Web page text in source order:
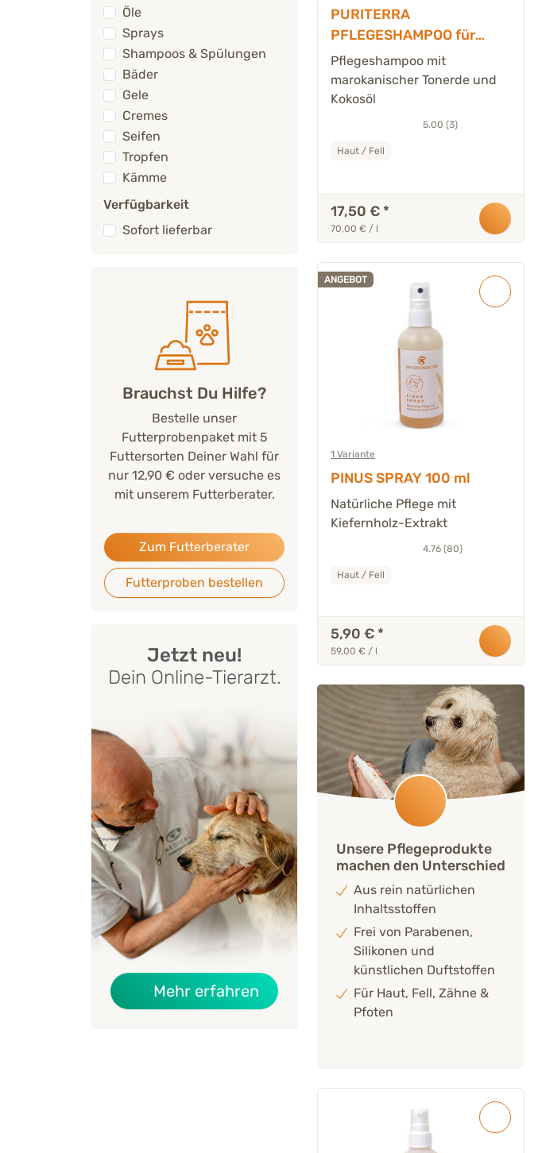
PURITERRA
PFLEGESHAMPOO für
Hunde 200 ml
Pflegeshampoo mit
marokanischer Tonerde und
Kokosöl
5.00 (3)
Haut / Fell
17,50 € *
70,00 € / l
ANGEBOT
1 Variante
PINUS SPRAY 100 ml
Natürliche Pflege mit
Kiefernholz-Extrakt
4.76 (80)
Haut / Fell
5,90 € *
59,00 € / l
Unsere Pflegeprodukte
machen den Unterschied
Aus rein natürlichen
Inhaltsstoffen
Frei von Parabenen,
Silikonen und
künstlichen Duftstoffen
Für Haut, Fell, Zähne &
Pfoten
Öle
Sprays
Shampoos & Spülungen
Bäder
Gele
Cremes
Seifen
Tropfen
Kämme
Verfügbarkeit
Sofort lieferbar
Brauchst Du Hilfe?
Bestelle unser
Futterprobenpaket mit 5
Futtersorten Deiner Wahl für
nur 12,90 € oder versuche es
mit unserem Futterberater.
Zum Futterberater
Futterproben bestellen
Jetzt neu!
Dein Online-Tierarzt.
Mehr erfahren über Das Gesunde Tier Medical